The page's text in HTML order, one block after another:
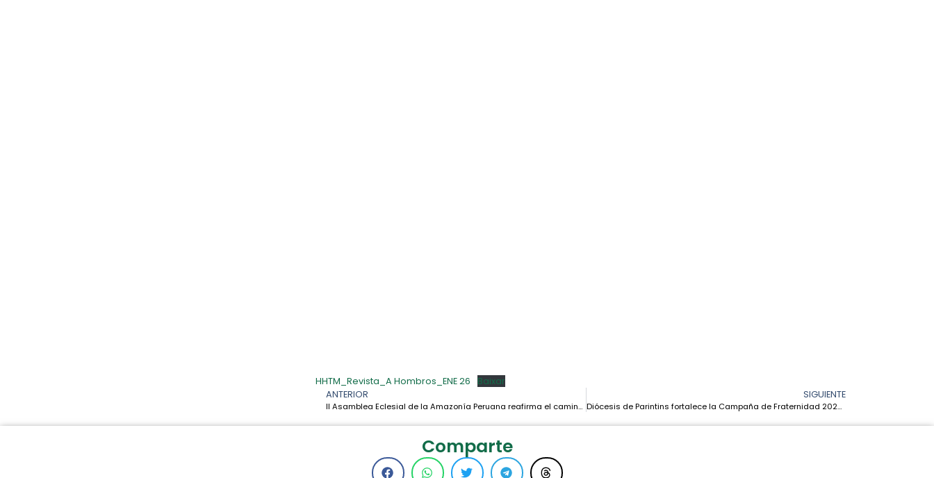
HHTM_Revista_A Hombros_ENE 26
Baixar
ANTERIOR
II Asamblea Eclesial de la Amazonía Peruana reafirma el camino sinodal y los compromisos por la defensa de la vida y los territorios
SIGUIENTE
Diócesis de Parintins fortalece la Campaña de Fraternidad 2026 con capacitación a multiplicadores
Comparte